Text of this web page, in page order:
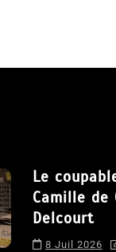
Le
Camille de
Delcourt
8 Juil 2026